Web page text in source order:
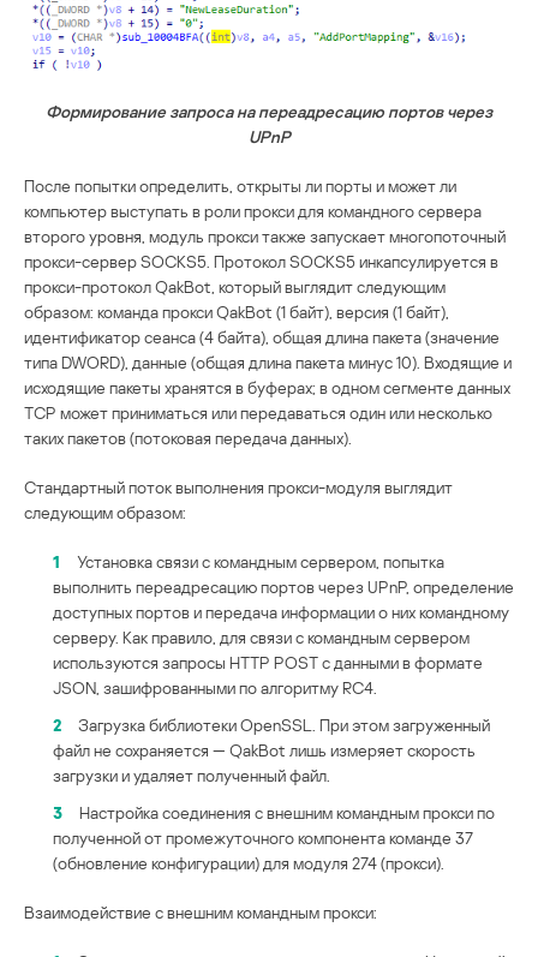
Формирование запроса на переадресацию портов через
UPnP
После попытки определить, открыты ли порты и может ли
компьютер выступать в роли прокси для командного сервера
второго уровня, модуль прокси также запускает многопоточный
прокси-сервер SOCKS5. Протокол SOCKS5 инкапсулируется в
прокси-протокол QakBot, который выглядит следующим
образом: команда прокси QakBot (1 байт), версия (1 байт),
идентификатор сеанса (4 байта), общая длина пакета (значение
типа DWORD), данные (общая длина пакета минус 10). Входящие и
исходящие пакеты хранятся в буферах; в одном сегменте данных
TCP может приниматься или передаваться один или несколько
таких пакетов (потоковая передача данных).
Стандартный поток выполнения прокси-модуля выглядит
следующим образом:
1
Установка связи с командным сервером, попытка
выполнить переадресацию портов через UPnP, определение
доступных портов и передача информации о них командному
серверу. Как правило, для связи с командным сервером
используются запросы HTTP POST с данными в формате
JSON, зашифрованными по алгоритму RC4.
2
Загрузка библиотеки OpenSSL. При этом загруженный
файл не сохраняется — QakBot лишь измеряет скорость
загрузки и удаляет полученный файл.
3
Настройка соединения с внешним командным прокси по
полученной от промежуточного компонента команде 37
(обновление конфигурации) для модуля 274 (прокси).
Взаимодействие с внешним командным прокси: